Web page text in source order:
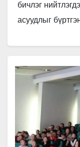
бичлэг
асуудлыг